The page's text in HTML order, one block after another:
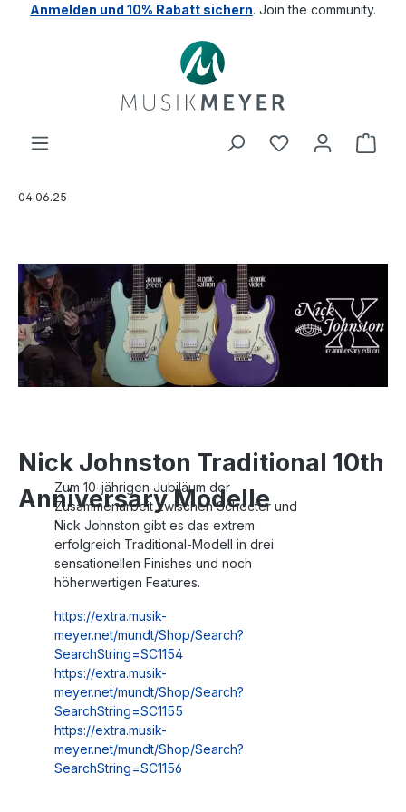
springen
Anmelden und 10% Rabatt sichern. Join the community.
04.06.25
Nick Johnston Traditional 10th
Anniversary Modelle
Zum 10-jährigen Jubiläum der
Zusammenarbeit zwischen Schecter und
Nick Johnston gibt es das extrem
erfolgreich Traditional-Modell in drei
sensationellen Finishes und noch
höherwertigen Features.
https://extra.musik-
meyer.net/mundt/Shop/Search?
SearchString=SC1154
https://extra.musik-
meyer.net/mundt/Shop/Search?
SearchString=SC1155
https://extra.musik-
meyer.net/mundt/Shop/Search?
SearchString=SC1156